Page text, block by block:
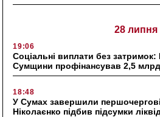
28 липня
19:06
Соціальні виплати без
Сумщини профінансував 2,5 млрд
18:48
У Сумах завершили
Ніколаєнко підбив підсумки